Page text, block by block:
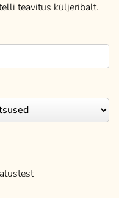
teavitus küljeribalt.